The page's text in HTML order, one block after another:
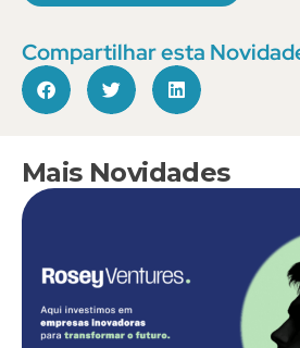
Compartilhar esta
Mais Novidades